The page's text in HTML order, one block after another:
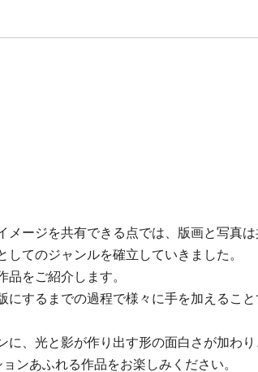
ージを共有できる点では、版画と写真
てのジャンルを確立していきました。
をご紹介します。
するまでの過程で様々に手を加えるこ
、光と影が作り出す形の面白さが加わ
ンあふれる作品をお楽しみください。